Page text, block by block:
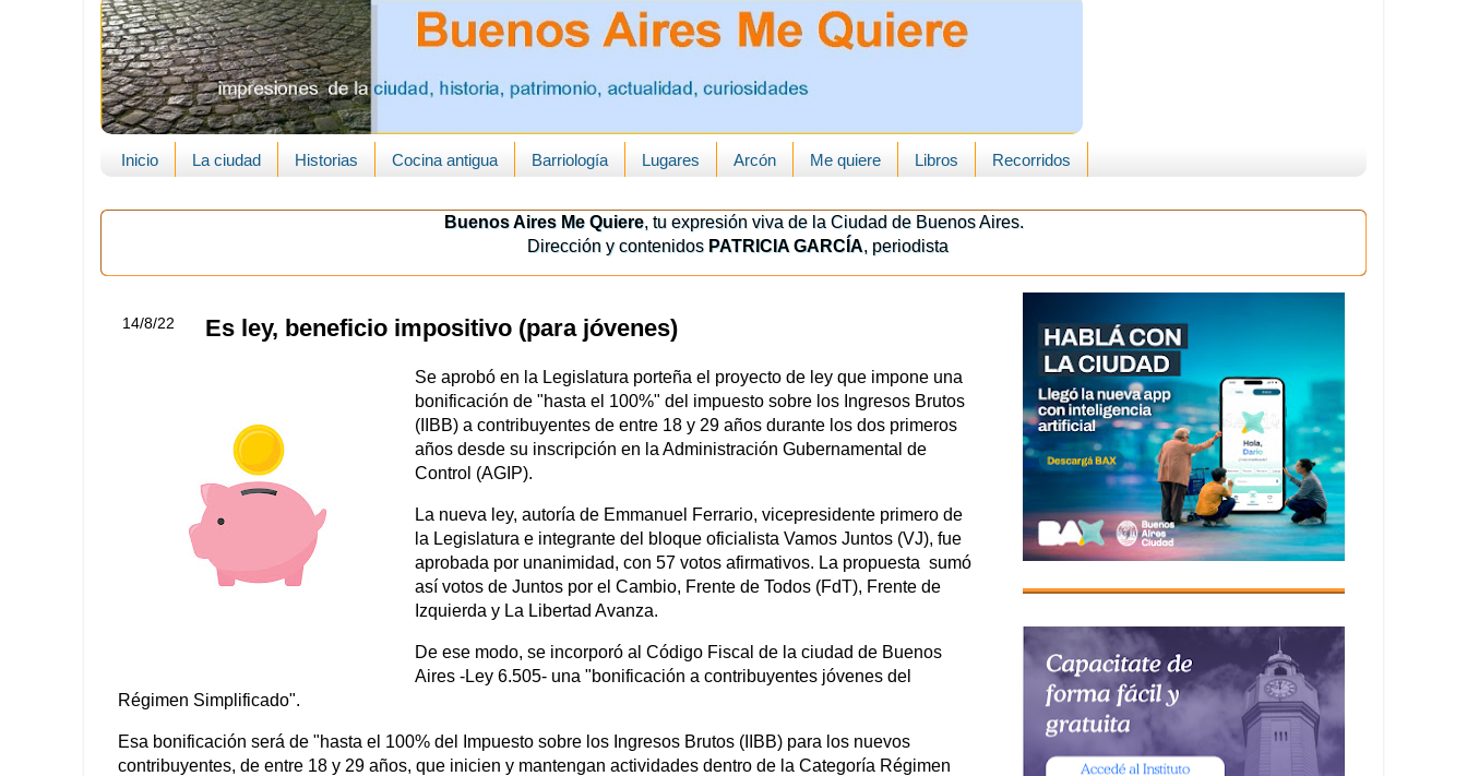
Inicio La ciudad Historias Cocina antigua Barriología Lugares Arcón Me quiere Libros Recorridos
Buenos Aires Me Quiere, tu expresión viva de la Ciudad de Buenos Aires.
Dirección y contenidos PATRICIA GARCÍA, periodista
14/8/22 Es ley, beneficio impositivo (para jóvenes)
Se aprobó en la Legislatura porteña el proyecto de ley que impone una
bonificación de "hasta el 100%" del impuesto sobre los Ingresos Brutos
(IIBB) a contribuyentes de entre 18 y 29 años durante los dos primeros
años desde su inscripción en la Administración Gubernamental de
Control (AGIP).
La nueva ley, autoría de Emmanuel Ferrario, vicepresidente primero de
la Legislatura e integrante del bloque oficialista Vamos Juntos (VJ), fue
aprobada por unanimidad, con 57 votos afirmativos. La propuesta sumó
así votos de Juntos por el Cambio, Frente de Todos (FdT), Frente de
Izquierda y La Libertad Avanza.
De ese modo, se incorporó al Código Fiscal de la ciudad de Buenos
Aires -Ley 6.505- una "bonificación a contribuyentes jóvenes del
Régimen Simplificado".
Esa bonificación será de "hasta el 100% del Impuesto sobre los Ingresos Brutos (IIBB) para los nuevos
contribuyentes, de entre 18 y 29 años, que inicien y mantengan actividades dentro de la Categoría Régimen